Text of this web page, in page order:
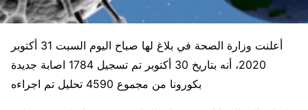
أعلنت وزارة الصحة في بلاغ لها صباح اليوم السبت 31 أكتوبر
2020، أنه بتاريخ 30 أكتوبر تم تسجيل 1784 اصابة جديدة
بكورونا من مجموع 4590 تحليل تم اجراءه